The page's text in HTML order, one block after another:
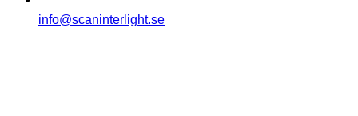
info@scaninterlight.se